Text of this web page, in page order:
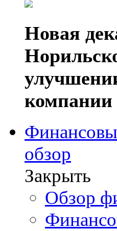
Новая
компании
обзор
Закрыть
Обзор